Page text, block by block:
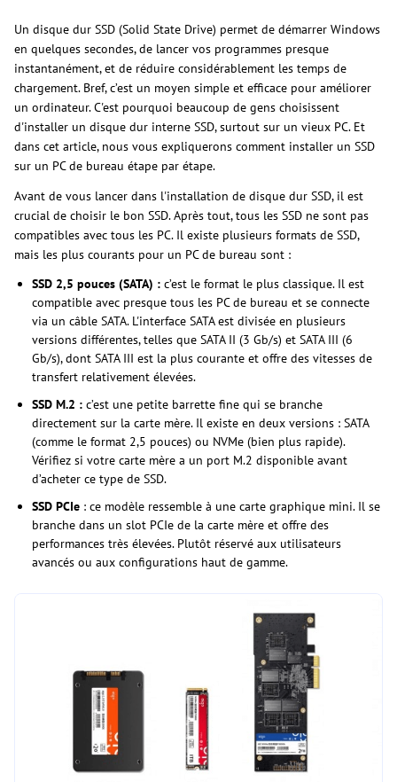
Un disque dur SSD (Solid State Drive) permet de démarrer Windows
en quelques secondes, de lancer vos programmes presque
instantanément, et de réduire considérablement les temps de
chargement. Bref, c’est un moyen simple et efficace pour améliorer
un ordinateur. C'est pourquoi beaucoup de gens choisissent
d'installer un disque dur interne SSD, surtout sur un vieux PC. Et
dans cet article, nous vous expliquerons comment installer un SSD
sur un PC de bureau étape par étape.
Avant de vous lancer dans l'installation de disque dur SSD, il est
crucial de choisir le bon SSD. Après tout, tous les SSD ne sont pas
compatibles avec tous les PC. Il existe plusieurs formats de SSD,
mais les plus courants pour un PC de bureau sont :
SSD 2,5 pouces (SATA) : c’est le format le plus classique. Il est
compatible avec presque tous les PC de bureau et se connecte
via un câble SATA. L'interface SATA est divisée en plusieurs
versions différentes, telles que SATA II (3 Gb/s) et SATA III (6
Gb/s), dont SATA III est la plus courante et offre des vitesses de
transfert relativement élevées.
SSD M.2 : c’est une petite barrette fine qui se branche
directement sur la carte mère. Il existe en deux versions : SATA
(comme le format 2,5 pouces) ou NVMe (bien plus rapide).
Vérifiez si votre carte mère a un port M.2 disponible avant
d’acheter ce type de SSD.
SSD PCIe : ce modèle ressemble à une carte graphique mini. Il se
branche dans un slot PCIe de la carte mère et offre des
performances très élevées. Plutôt réservé aux utilisateurs
avancés ou aux configurations haut de gamme.